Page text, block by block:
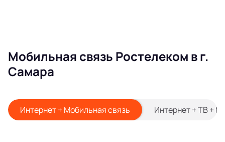
Мобильная связь Ростелеком в г.
Самара
Интернет + Мобильная связь Интернет + ТВ +